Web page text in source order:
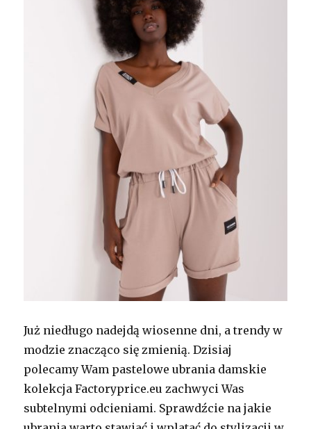
Już niedługo nadejdą wiosenne dni, a trendy w
modzie znacząco się zmienią. Dzisiaj
polecamy Wam pastelowe ubrania damskie
kolekcja Factoryprice.eu zachwyci Was
subtelnymi odcieniami. Sprawdźcie na jakie